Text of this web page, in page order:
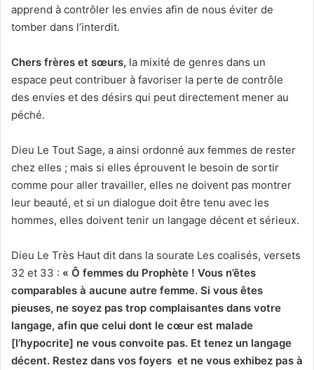
apprend à contrôler les envies afin de nous éviter de
tomber dans l’interdit.
Chers frères et sœurs, la mixité de genres dans un
espace peut contribuer à favoriser la perte de contrôle
des envies et des désirs qui peut directement mener au
péché.
Dieu Le Tout Sage, a ainsi ordonné aux femmes de rester
chez elles ; mais si elles éprouvent le besoin de sortir
comme pour aller travailler, elles ne doivent pas montrer
leur beauté, et si un dialogue doit être tenu avec les
hommes, elles doivent tenir un langage décent et sérieux.
Dieu Le Très Haut dit dans la sourate Les coalisés, versets
32 et 33 : « Ô femmes du Prophète ! Vous n’êtes
comparables à aucune autre femme. Si vous êtes
pieuses, ne soyez pas trop complaisantes dans votre
langage, afin que celui dont le cœur est malade
[l’hypocrite] ne vous convoite pas. Et tenez un langage
décent. Restez dans vos foyers et ne vous exhibez pas à